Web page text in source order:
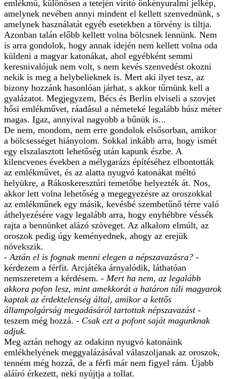
emlékmű, különösen a tetején virító önkényuralmi jelkép,
amelynek nevében annyi mindent el kellett szenvednünk, s
amelynek használatát egyéb esetekben a törvény is tiltja.
Azonban talán előbb kellett volna bölcsnek lennünk. Nem
is arra gondolok, hogy annak idején nem kellett volna oda
küldeni a magyar katonákat, ahol egyébként semmi
keresnivalójuk nem volt, s nem kevés szenvedést okozni
nekik is meg a helybelieknek is. Mert aki ilyet tesz, az
bizony hozzánk hasonlóan járhat, s akkor tűrnünk kell a
gyalázatot. Megjegyzem, Bécs és Berlin elviseli a szovjet
hősi emlékművet, ráadásul a németeké legalább húsz méter
magas. Igaz, annyival nagyobb a bűnük is...
De nem, mondom, nem erre gondolok elsősorban, amikor
a bölcsességet hiányolom. Sokkal inkább arra, hogy ismét
egy elszalasztott lehetőség után kapunk észbe. A
kilencvenes években a mélygarázs építéséhez elbontották
az emlékművet, és az alatta nyugvó katonákat méltó
helyükre, a Rákoskeresztúri temetőbe helyezték át. Nos,
akkor lett volna lehetőség a megegyezésre az oroszokkal
az emlékműnek egy másik, kevésbé szembetűnő térre való
áthelyezésére vagy legalább arra, hogy enyhébbre véssék
rajta a bennünket alázó szöveget. Az alkalom elmúlt, az
oroszok pedig úgy keményednek, ahogy az erejük
növekszik.
- Aztán el is fognak menni elegen a népszavazásra? -
kérdezem a férfit. Arcjátéka árnyalódik, láthatóan
nemszeretem a kérdésem. - Mert ha nem, az legalább
akkora pofon lesz, mint amekkorát a határon túli magyarok
kaptak az érdektelenség által, amikor a kettős
állampolgárság megadásáról tartottak népszavazást -
teszem még hozzá. - Csak ezt a pofont saját magunknak
adjuk.
Meg aztán nehogy az odakinn nyugvó katonáink
emlékhelyének meggyalázásával válaszoljanak az oroszok,
tenném még hozzá, de a férfi már nem figyel rám. Újabb
aláíró érkezett, neki nyújtja a tollat.